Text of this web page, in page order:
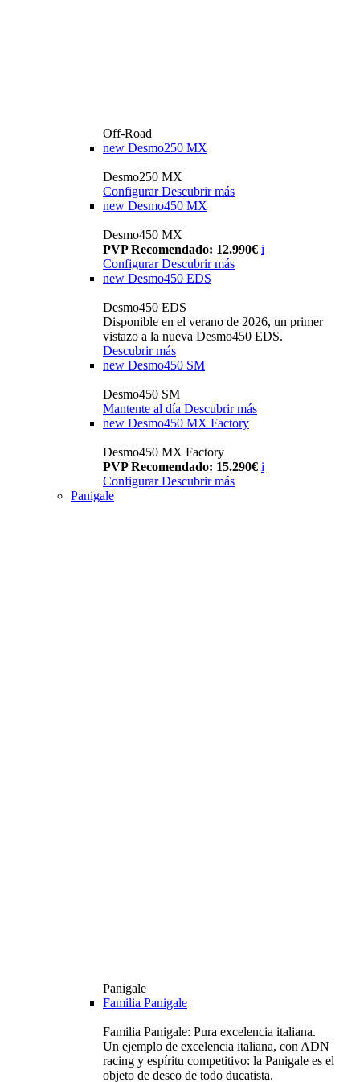
Off-Road
new Desmo250 MX
Desmo250 MX
Configurar Descubrir más
new Desmo450 MX
Desmo450 MX
PVP Recomendado: 12.990€ i
Configurar Descubrir más
new Desmo450 EDS
Desmo450 EDS
Disponible en el verano de 2026, un primer
vistazo a la nueva Desmo450 EDS.
Descubrir más
new Desmo450 SM
Desmo450 SM
Mantente al día Descubrir más
new Desmo450 MX Factory
Desmo450 MX Factory
PVP Recomendado: 15.290€ i
Configurar Descubrir más
Panigale
Panigale
Familia Panigale
Familia Panigale: Pura excelencia italiana.
Un ejemplo de excelencia italiana, con ADN
racing y espíritu competitivo: la Panigale es el
objeto de deseo de todo ducatista.